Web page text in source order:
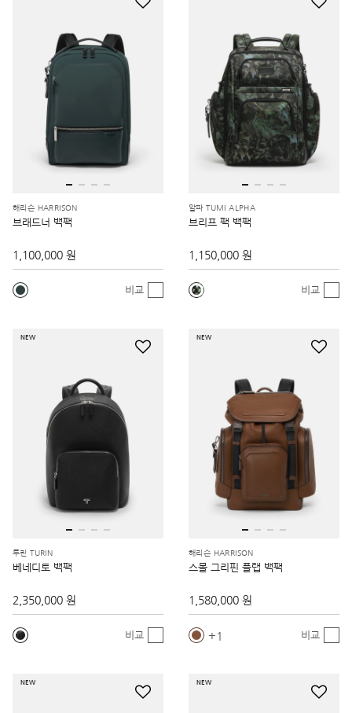
해리슨 HARRISON
브래드너 백팩
1,100,000 원
비교
알파 TUMI ALPHA
브리프 팩 백팩
1,150,000 원
비교
NEW
투린 TURIN
베네디토 백팩
2,350,000 원
비교
NEW
해리슨 HARRISON
스몰 그리핀 플랩 백팩
1,580,000 원
1 비교
NEW NEW